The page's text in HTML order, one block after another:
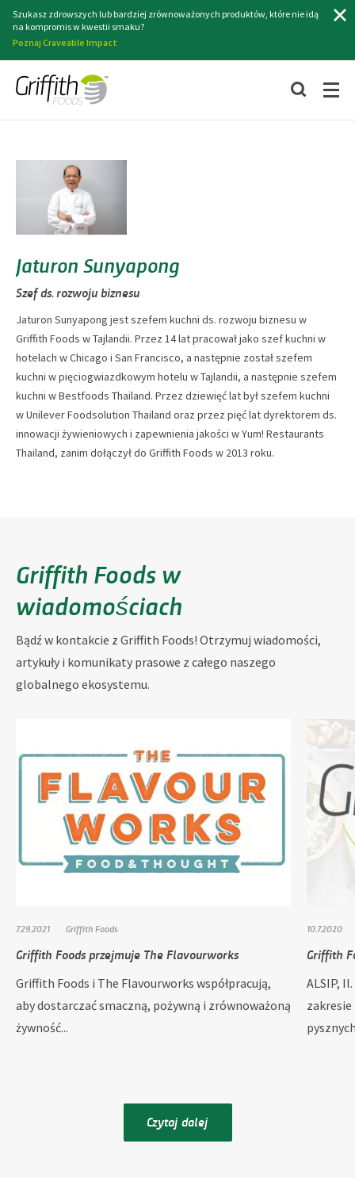
Szukasz zdrowszych lub bardziej zrównoważonych produktów, które nie idą
na kompromis w kwestii smaku?
Poznaj Craveable Impact
Jaturon Sunyapong
Szef ds. rozwoju biznesu
Jaturon Sunyapong jest szefem kuchni ds. rozwoju biznesu w
Griffith Foods w Tajlandii. Przez 14 lat pracował jako szef kuchni w
hotelach w Chicago i San Francisco, a następnie został szefem
kuchni w pięciogwiazdkowym hotelu w Tajlandii, a następnie szefem
kuchni w Bestfoods Thailand. Przez dziewięć lat był szefem kuchni
w Unilever Foodsolution Thailand oraz przez pięć lat dyrektorem ds.
innowacji żywieniowych i zapewnienia jakości w Yum! Restaurants
Thailand, zanim dołączył do Griffith Foods w 2013 roku.
Griffith Foods w
wiadomościach
Bądź w kontakcie z Griffith Foods! Otrzymuj wiadomości,
artykuły i komunikaty prasowe z całego naszego
globalnego ekosystemu.
7.29.2021 Griffith Foods
Griffith Foods przejmuje The Flavourworks
Griffith Foods i The Flavourworks współpracują,
aby dostarczać smaczną, pożywną i zrównoważoną
żywność...
10.7.2020
Griffith
ALSIP,
Czytaj dalej